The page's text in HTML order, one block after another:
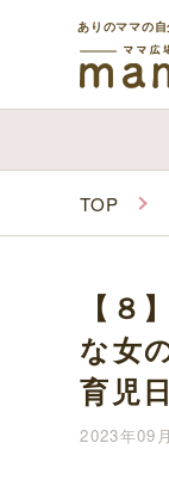
ありのママの
TOP
【８
な女
育児
2023年09